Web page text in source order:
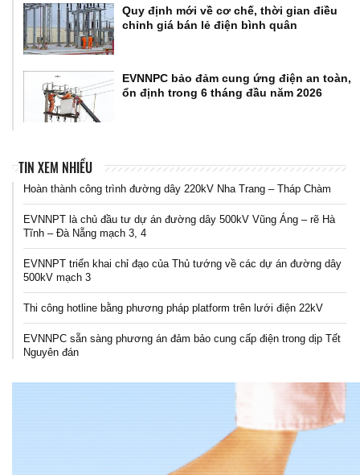
Quy định mới về cơ chế, thời gian điều
chỉnh giá bán lẻ điện bình quân
EVNNPC bảo đảm cung ứng điện an toàn,
ổn định trong 6 tháng đầu năm 2026
TIN XEM NHIỀU
Hoàn thành công trình đường dây 220kV Nha Trang – Tháp Chàm
EVNNPT là chủ đầu tư dự án đường dây 500kV Vũng Áng – rẽ Hà
Tĩnh – Đà Nẵng mạch 3, 4
EVNNPT triển khai chỉ đạo của Thủ tướng về các dự án đường dây
500kV mạch 3
Thi công hotline bằng phương pháp platform trên lưới điện 22kV
EVNNPC sẵn sàng phương án đảm bảo cung cấp điện trong dịp Tết
Nguyên đán